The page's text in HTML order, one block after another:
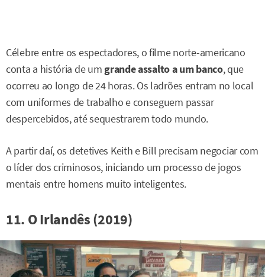
Célebre entre os espectadores, o filme norte-americano
conta a história de um grande assalto a um banco, que
ocorreu ao longo de 24 horas. Os ladrões entram no local
com uniformes de trabalho e conseguem passar
despercebidos, até sequestrarem todo mundo.
A partir daí, os detetives Keith e Bill precisam negociar com
o líder dos criminosos, iniciando um processo de jogos
mentais entre homens muito inteligentes.
11. O Irlandês (2019)